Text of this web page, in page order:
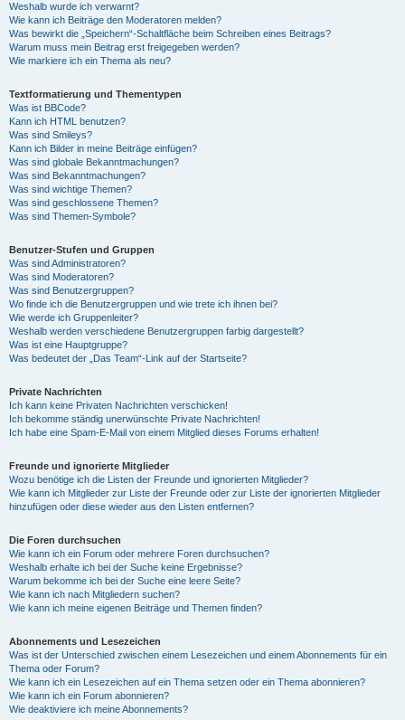
Weshalb wurde ich verwarnt?
Wie kann ich Beiträge den Moderatoren melden?
Was bewirkt die „Speichern“-Schaltfläche beim Schreiben eines Beitrags?
Warum muss mein Beitrag erst freigegeben werden?
Wie markiere ich ein Thema als neu?
Textformatierung und Thementypen
Was ist BBCode?
Kann ich HTML benutzen?
Was sind Smileys?
Kann ich Bilder in meine Beiträge einfügen?
Was sind globale Bekanntmachungen?
Was sind Bekanntmachungen?
Was sind wichtige Themen?
Was sind geschlossene Themen?
Was sind Themen-Symbole?
Benutzer-Stufen und Gruppen
Was sind Administratoren?
Was sind Moderatoren?
Was sind Benutzergruppen?
Wo finde ich die Benutzergruppen und wie trete ich ihnen bei?
Wie werde ich Gruppenleiter?
Weshalb werden verschiedene Benutzergruppen farbig dargestellt?
Was ist eine Hauptgruppe?
Was bedeutet der „Das Team“-Link auf der Startseite?
Private Nachrichten
Ich kann keine Privaten Nachrichten verschicken!
Ich bekomme ständig unerwünschte Private Nachrichten!
Ich habe eine Spam-E-Mail von einem Mitglied dieses Forums erhalten!
Freunde und ignorierte Mitglieder
Wozu benötige ich die Listen der Freunde und ignorierten Mitglieder?
Wie kann ich Mitglieder zur Liste der Freunde oder zur Liste der ignorierten Mitglieder
hinzufügen oder diese wieder aus den Listen entfernen?
Die Foren durchsuchen
Wie kann ich ein Forum oder mehrere Foren durchsuchen?
Weshalb erhalte ich bei der Suche keine Ergebnisse?
Warum bekomme ich bei der Suche eine leere Seite?
Wie kann ich nach Mitgliedern suchen?
Wie kann ich meine eigenen Beiträge und Themen finden?
Abonnements und Lesezeichen
Was ist der Unterschied zwischen einem Lesezeichen und einem Abonnements für ein
Thema oder Forum?
Wie kann ich ein Lesezeichen auf ein Thema setzen oder ein Thema abonnieren?
Wie kann ich ein Forum abonnieren?
Wie deaktiviere ich meine Abonnements?